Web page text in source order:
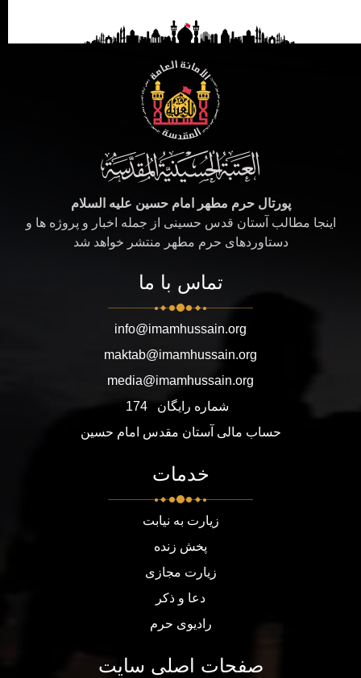
پورتال حرم مطهر امام حسین علیه السلام
اینجا مطالب آستان قدس حسینی از جمله اخبار و پروژه ها و
دستاوردهای حرم مطهر منتشر خواهد شد
تماس با ما
info@imamhussain.org
maktab@imamhussain.org
media@imamhussain.org
شماره رایگان
174
حساب مالی آستان مقدس امام حسین
خدمات
زیارت به نیابت
پخش زنده
زیارت مجازی
دعا و ذکر
رادیوی حرم
صفحات اصلی سایت